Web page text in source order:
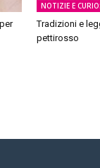
NOTIZIE E
Tradizioni e
pettirosso